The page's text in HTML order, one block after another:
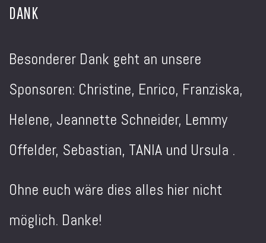
DANK
Besonderer Dank geht an unsere
Sponsoren: Christine, Enrico, Franziska,
Helene, Jeannette Schneider, Lemmy
Offelder, Sebastian, TANIA und Ursula .
Ohne euch wäre dies alles hier nicht
möglich. Danke!